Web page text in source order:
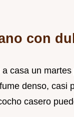
con
casa un
denso, casi
casero